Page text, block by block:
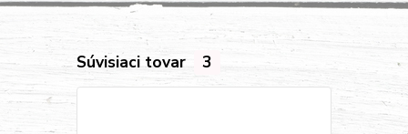
Súvisiaci tovar 3